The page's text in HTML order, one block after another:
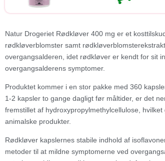
Natur Drogeriet Rødkløver 400 mg er et
rødkløverblomster samt
overgangsalderen, idet rødkløver er kendt for sit
overgangsalderens symptomer.
Produktet kommer i en stor pakke med 360
1-2 kapsler to gange dagligt før måltider, er det
fremstillet af hydroxypropylmethylcellulose,
animalske produkter.
Rødkløver kapslernes stabile indhold af
metoder til at mildne symptomerne ved